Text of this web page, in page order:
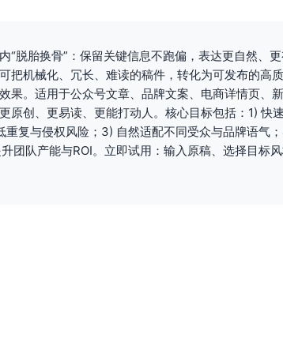
“脱胎换骨”：保留关键信息不跑偏，表达更自然、
把机械化、冗长、难读的稿件，转化为可发布的高
果。适用于公众号文章、品牌文案、电商详情页、
原创、更易读、更能打动人。核心目标包括：1) 快
重复与侵权风险；3) 自然适配不同受众与品牌语气
团队产能与ROI。立即试用：输入原稿、选择目标